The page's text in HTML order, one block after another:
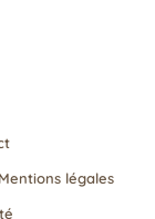
Mentions légales